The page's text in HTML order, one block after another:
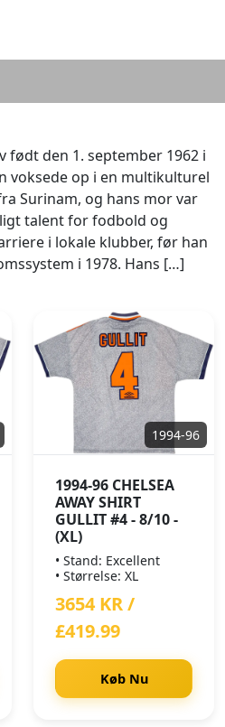
født den 1. september 1962 i
voksede op i en multikulturel
Surinam, og hans mor var
talent for fodbold og
i lokale klubber, før han
i 1978. Hans […]
1994-96
1994-96 CHELSEA
AWAY SHIRT
GULLIT #4 - 8/10 -
(XL)
• Stand: Excellent
• Størrelse: XL
3654 KR /
£419.99
Køb Nu